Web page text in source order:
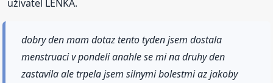
uživatel LENKA.
dobry den mam dotaz tento tyden jsem dostala
menstruaci v pondeli anahle se mi na druhy den
zastavila ale trpela jsem silnymi bolestmi az jakoby